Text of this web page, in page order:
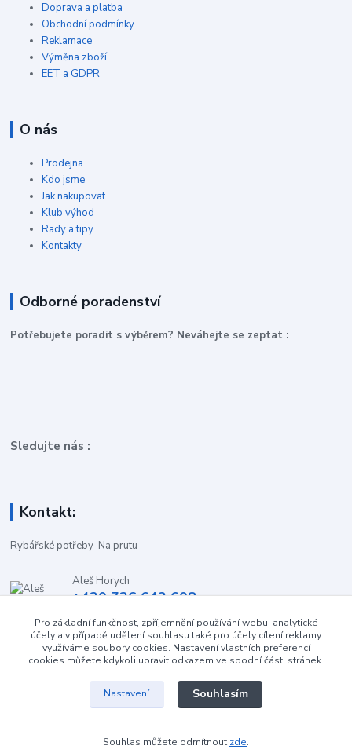
Doprava a platba
Obchodní podmínky
Reklamace
Výměna zboží
EET a GDPR
O nás
Prodejna
Kdo jsme
Jak nakupovat
Klub výhod
Rady a tipy
Kontakty
Odborné poradenství
Potřebujete poradit s výběrem? Neváhejte se zeptat :
Sledujte nás :
Kontakt:
Rybářské potřeby-Na prutu
Aleš Horych
+420 736 642 608
obchod-naprutu@seznam.cz
Pro základní funkčnost, zpříjemnění používání webu, analytické
účely a v případě udělení souhlasu také pro účely cílení reklamy
využíváme soubory cookies. Nastavení vlastních preferencí
cookies můžete kdykoli upravit odkazem ve spodní části stránek.
Nastavení Souhlasím
Souhlas můžete odmítnout zde.